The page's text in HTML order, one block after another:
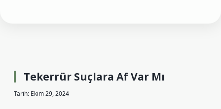
Tekerrür Suçlara Af Var Mı
Tarih: Ekim 29, 2024